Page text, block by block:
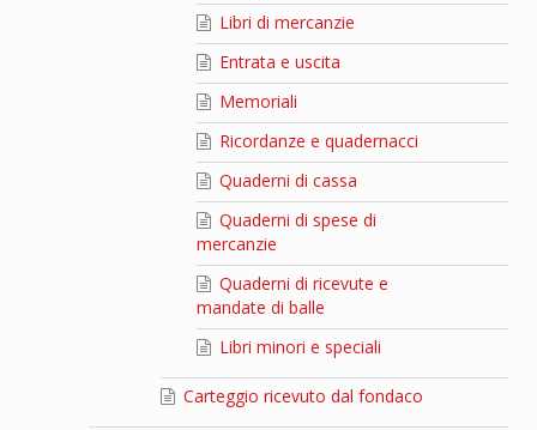
Libri di mercanzie
Entrata e uscita
Memoriali
Ricordanze e quadernacci
Quaderni di cassa
Quaderni di spese di
mercanzie
Quaderni di ricevute e
mandate di balle
Libri minori e speciali
Carteggio ricevuto dal fondaco